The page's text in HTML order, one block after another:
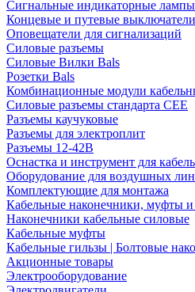
Сигнальные индикаторные
Концевые и путевые выключатели
Оповещатели для сигнализаций
Силовые разъемы
Силовые Вилки Bals
Розетки Bals
Комбинационные модули
Силовые разъемы стандарта CEE
Разъемы каучуковые
Разъемы для электроплит
Разъемы 12-42В
Оснастка и инструмент для
Оборудование для воздушных
Комплектующие для монтажа
Кабельные наконечники, муфты и
Наконечники кабельные силовые
Кабельные муфты
Кабельные гильзы | Болтовые
Акционные товары
Электрооборудование